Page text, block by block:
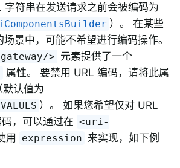
字符串在发送请求之前会被编码为
）。 在某些
景中，可能不希望进行编码操作。
> 元素提供了一个
属性。 要禁用 URL 编码，请将此属
默认值为
）。 如果您希望仅对 URL
，可以通过在 <uri-
用 expression 来实现，如下例